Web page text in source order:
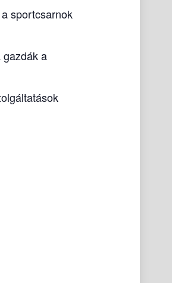
sportcsarnok
a